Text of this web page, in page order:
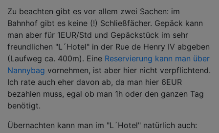
Zu beachten gibt es vor allem zwei Sachen: im
Bahnhof gibt es keine (!) Schließfächer. Gepäck kann
man aber für 1EUR/Std und Gepäckstück im sehr
freundlichen "L´Hotel" in der Rue de Henry IV abgeben
(Laufweg ca. 400m). Eine Reservierung kann man über
Nannybag vornehmen, ist aber hier nicht verpflichtend.
Ich rate auch eher davon ab, da man hier 6EUR
bezahlen muss, egal ob man 1h oder den ganzen Tag
benötigt.
Übernachten kann man im "L´Hotel" natürlich auch: